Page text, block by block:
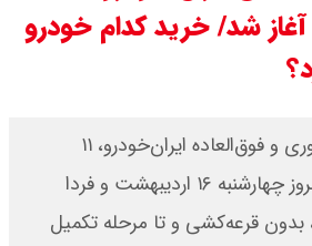
سی ان ان گزارش داد : ترامپ ۲ سنگر
جمهوری‌خواهان را از دست می
برای دولت چقدر تمام می شود؟
اردیبهشت ۱۴۰۵ آغاز شد/ خرید کدام خودرو
با شروع طرح فروش فوری و فوق‌العاده ایران‌خودرو، ۱۱
محصول این شرکت امروز چهارشنبه ۱۶ اردیبهشت و فردا
بدون قرعه‌کشی و تا مرحله تکمیل